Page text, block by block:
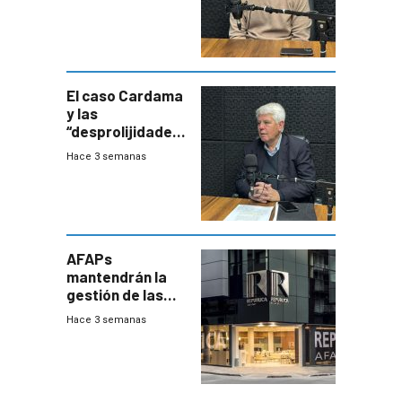
innovadora
El caso Cardama
y las
“desprolijidades”
que la
Hace 3 semanas
AFAPs
mantendrán la
gestión de las
cuentas
Hace 3 semanas